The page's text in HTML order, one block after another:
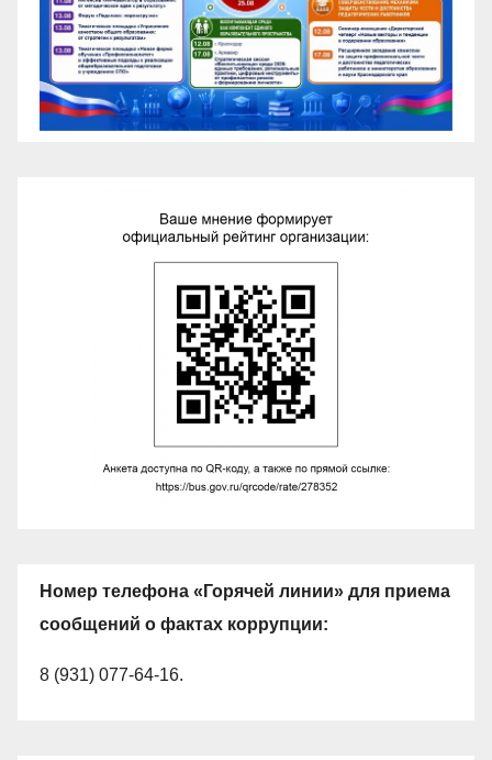
Номер телефона «Горячей линии» для приема
сообщений о фактах коррупции:
8 (931) 077-64-16.